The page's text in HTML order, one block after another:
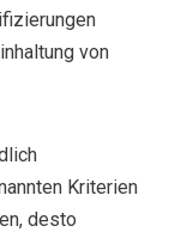
von
Kriterien
desto